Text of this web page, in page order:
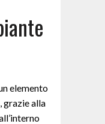
elemento
grazie alla